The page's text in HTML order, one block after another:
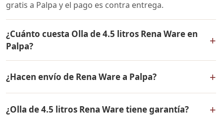
gratis a Palpa y el pago es contra entrega.
¿Cuánto cuesta Olla de 4.5 litros Rena Ware en
Palpa?
+
todo el Perú. Contáctame por WhatsApp para conocer
el precio actual, promociones disponibles y facilidades
de pago en cuotas desde el 10% de inicial.
¿Hacen envío de Rena Ware a Palpa? +
a Palpa, Ica y a todo el Perú. El pago es contra entrega.
¿Olla de 4.5 litros Rena Ware tiene garantía? +